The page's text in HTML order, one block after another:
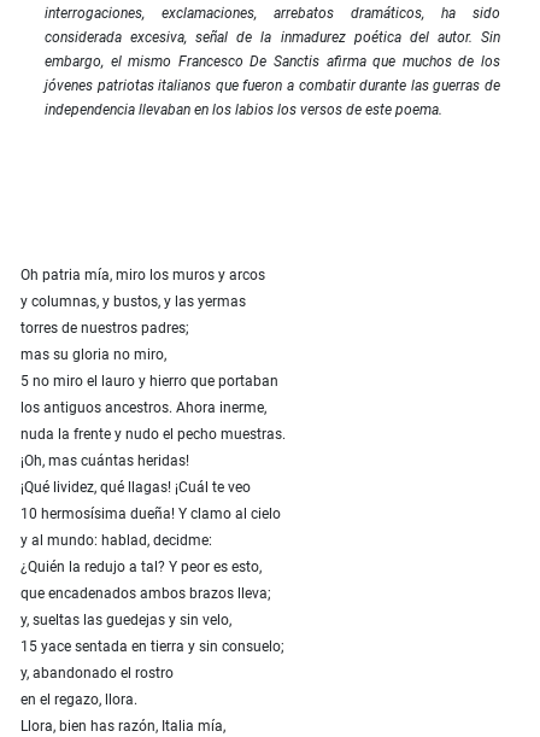
interrogaciones, exclamaciones, arrebatos dramáticos, ha sido
considerada excesiva, señal de la inmadurez poética del autor. Sin
embargo, el mismo Francesco De Sanctis afirma que muchos de los
jóvenes patriotas italianos que fueron a combatir durante las guerras de
independencia llevaban en los labios los versos de este poema.
Oh patria mía, miro los muros y arcos
y columnas, y bustos, y las yermas
torres de nuestros padres;
mas su gloria no miro,
5 no miro el lauro y hierro que portaban
los antiguos ancestros. Ahora inerme,
nuda la frente y nudo el pecho muestras.
¡Oh, mas cuántas heridas!
¡Qué lividez, qué llagas! ¡Cuál te veo
10 hermosísima dueña! Y clamo al cielo
y al mundo: hablad, decidme:
¿Quién la redujo a tal? Y peor es esto,
que encadenados ambos brazos lleva;
y, sueltas las guedejas y sin velo,
15 yace sentada en tierra y sin consuelo;
y, abandonado el rostro
en el regazo, llora.
Llora, bien has razón, Italia mía,